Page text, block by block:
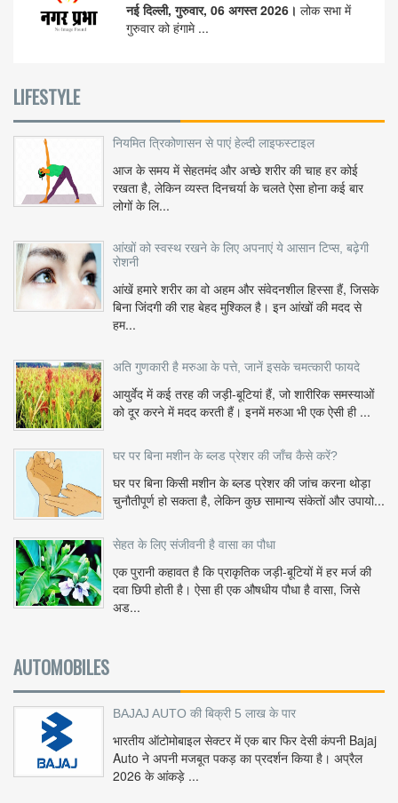
नई दिल्ली, गुरुवार, 06 अगस्त 2026। लोक सभा में
गुरुवार को हंगामे ...
LIFESTYLE
नियमित त्रिकोणासन से पाएं हेल्दी लाइफस्टाइल
आज के समय में सेहतमंद और अच्छे शरीर की चाह हर कोई
रखता है, लेकिन व्यस्त दिनचर्या के चलते ऐसा होना कई बार
लोगों के लि...
आंखों को स्वस्थ रखने के लिए अपनाएं ये आसान टिप्स, बढ़ेगी
रोशनी
आंखें हमारे शरीर का वो अहम और संवेदनशील हिस्सा हैं, जिसके
बिना जिंदगी की राह बेहद मुश्किल है। इन आंखों की मदद से
हम...
अति गुणकारी है मरुआ के पत्ते, जानें इसके चमत्कारी फायदे
आयुर्वेद में कई तरह की जड़ी-बूटियां हैं, जो शारीरिक समस्याओं
को दूर करने में मदद करती हैं। इनमें मरुआ भी एक ऐसी ही ...
घर पर बिना मशीन के ब्लड प्रेशर की जाँच कैसे करें?
घर पर बिना किसी मशीन के ब्लड प्रेशर की जांच करना थोड़ा
चुनौतीपूर्ण हो सकता है, लेकिन कुछ सामान्य संकेतों और उपायो...
सेहत के लिए संजीवनी है वासा का पौधा
एक पुरानी कहावत है कि प्राकृतिक जड़ी-बूटियों में हर मर्ज की
दवा छिपी होती है। ऐसा ही एक औषधीय पौधा है वासा, जिसे
अड...
AUTOMOBILES
BAJAJ AUTO की बिक्री 5 लाख के पार
भारतीय ऑटोमोबाइल सेक्टर में एक बार फिर देसी कंपनी Bajaj
Auto ने अपनी मजबूत पकड़ का प्रदर्शन किया है। अप्रैल
2026 के आंकड़े ...